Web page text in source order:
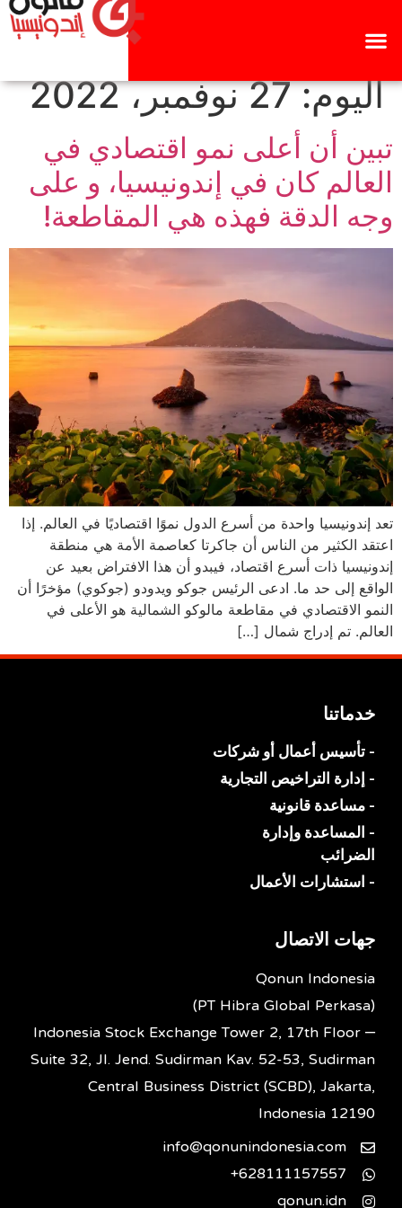
اليوم:27 نوفمبر، 2022
تبين أن أعلى نمو اقتصادي في
العالم كان في إندونيسيا، و على
وجه الدقة فهذه هي المقاطعة!
تعد إندونيسيا واحدة من أسرع الدول نموًا اقتصاديًا في العالم. إذا
اعتقد الكثير من الناس أن جاكرتا كعاصمة الأمة هي منطقة
إندونيسيا ذات أسرع اقتصاد، فيبدو أن هذا الافتراض بعيد عن
الواقع إلى حد ما. ادعى الرئيس جوكو ويدودو (جوكوي) مؤخرًا أن
النمو الاقتصادي في مقاطعة مالوكو الشمالية هو الأعلى في
العالم. تم إدراج شمال […]
خدماتنا
- تأسيس أعمال أو شركات
- إدارة التراخيص التجارية
- مساعدة قانونية
- المساعدة وإدارة
الضرائب
- استشارات الأعمال
جهات الاتصال
Qonun Indonesia
(PT Hibra Global Perkasa)
Indonesia Stock Exchange Tower 2, 17th Floor –
Suite 32, Jl. Jend. Sudirman Kav. 52-53, Sudirman
Central Business District (SCBD), Jakarta,
Indonesia 12190
info@qonunindonesia.com
628111157557+